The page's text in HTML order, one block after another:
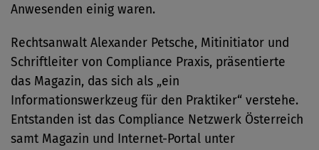
Anwesenden einig waren.
Rechtsanwalt Alexander Petsche, Mitinitiator und
Schriftleiter von Compliance Praxis, präsentierte
das Magazin, das sich als „ein
Informationswerkzeug für den Praktiker“ verstehe.
Entstanden ist das Compliance Netzwerk Österreich
samt Magazin und Internet-Portal unter